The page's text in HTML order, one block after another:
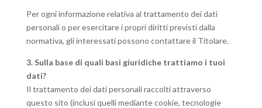
Per ogni informazione relativa al trattamento dei dati
personali o per esercitare i propri diritti previsti dalla
normativa, gli interessati possono contattare il Titolare.
3. Sulla base di quali basi giuridiche trattiamo i tuoi
dati?
Il trattamento dei dati personali raccolti attraverso
questo sito (inclusi quelli mediante cookie, tecnologie